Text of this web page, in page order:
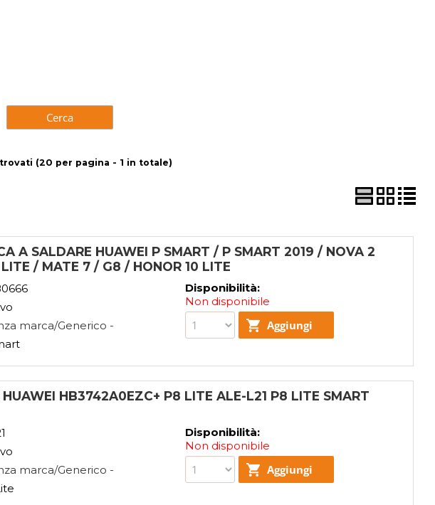
(20 per pagina - 1 in totale)
A SALDARE HUAWEI P SMART / P SMART 2019 / NOVA 2
/ MATE 7 / G8 / HONOR 10 LITE
marca/Generico -
Disponibilità:
Non disponibile
HB3742A0EZC+ P8 LITE ALE-L21 P8 LITE SMART
marca/Generico -
Disponibilità:
Non disponibile